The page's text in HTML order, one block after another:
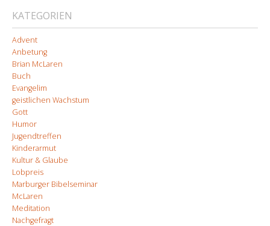
KATEGORIEN
Advent
Anbetung
Brian McLaren
Buch
Evangelim
geistlichen Wachstum
Gott
Humor
Jugendtreffen
Kinderarmut
Kultur & Glaube
Lobpreis
Marburger Bibelseminar
McLaren
Meditation
Nachgefragt